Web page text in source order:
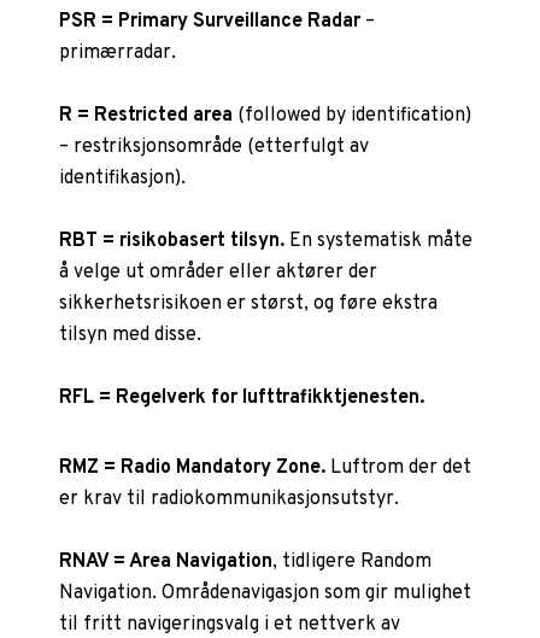
PSR = Primary Surveillance Radar –
primærradar.
R = Restricted area (followed by identification)
– restriksjonsområde (etterfulgt av
identifikasjon).
RBT = risikobasert tilsyn. En systematisk måte
å velge ut områder eller aktører der
sikkerhetsrisikoen er størst, og føre ekstra
tilsyn med disse.
RFL = Regelverk for lufttrafikktjenesten.
RMZ = Radio Mandatory Zone. Luftrom der det
er krav til radiokommunikasjonsutstyr.
RNAV = Area Navigation, tidligere Random
Navigation. Områdenavigasjon som gir mulighet
til fritt navigeringsvalg i et nettverk av